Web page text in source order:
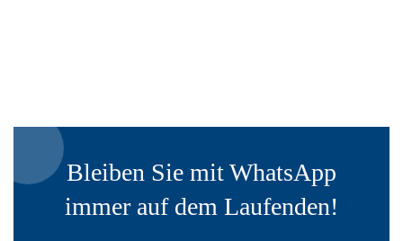
Bleiben Sie mit WhatsApp
immer auf dem Laufenden!